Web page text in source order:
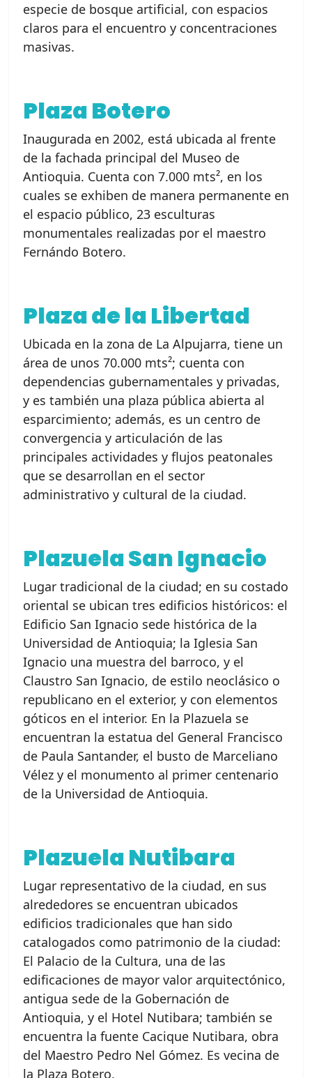
especie de bosque artificial, con espacios
claros para el encuentro y concentraciones
masivas.
Plaza Botero
Inaugurada en 2002, está ubicada al frente
de la fachada principal del Museo de
Antioquia. Cuenta con 7.000 mts², en los
cuales se exhiben de manera permanente en
el espacio público, 23 esculturas
monumentales realizadas por el maestro
Fernándo Botero.
Plaza de la Libertad
Ubicada en la zona de La Alpujarra, tiene un
área de unos 70.000 mts²; cuenta con
dependencias gubernamentales y privadas,
y es también una plaza pública abierta al
esparcimiento; además, es un centro de
convergencia y articulación de las
principales actividades y flujos peatonales
que se desarrollan en el sector
administrativo y cultural de la ciudad.
Plazuela San Ignacio
Lugar tradicional de la ciudad; en su costado
oriental se ubican tres edificios históricos: el
Edificio San Ignacio sede histórica de la
Universidad de Antioquia; la Iglesia San
Ignacio una muestra del barroco, y el
Claustro San Ignacio, de estilo neoclásico o
republicano en el exterior, y con elementos
góticos en el interior. En la Plazuela se
encuentran la estatua del General Francisco
de Paula Santander, el busto de Marceliano
Vélez y el monumento al primer centenario
de la Universidad de Antioquia.
Plazuela Nutibara
Lugar representativo de la ciudad, en sus
alrededores se encuentran ubicados
edificios tradicionales que han sido
catalogados como patrimonio de la ciudad:
El Palacio de la Cultura, una de las
edificaciones de mayor valor arquitectónico,
antigua sede de la Gobernación de
Antioquia, y el Hotel Nutibara; también se
encuentra la fuente Cacique Nutibara, obra
del Maestro Pedro Nel Gómez. Es vecina de
la Plaza Botero.